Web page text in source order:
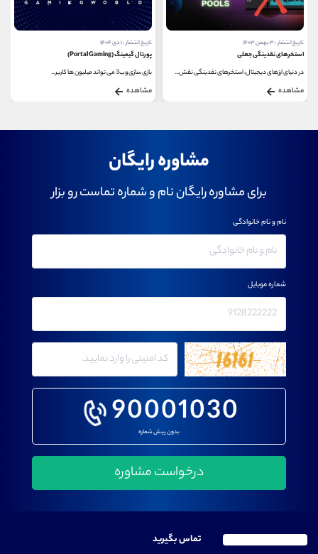
تاریخ انتشار : ۱ دی ۱۴۰۴
پورتال گیمینگ (Portal Gaming)
بازی‌ سازی وب3 می ‌تواند میلیون ‌ها کاربر...
مشاهده
تاریخ انتشار : ۳۰ آبان ۱۴۰۱
احراز هویت بایننس برای ایرانیان
برای کاربران دنیای ارزهای دیجیتال، امنیت و همچنین...
مشاهده
مشاوره رایگان
برای مشاوره رایگان نام و شماره تماست رو بزار
90001030
بدون پیش شماره
نام و نام خانوادگی
شماره موبایل
تماس بگیرید